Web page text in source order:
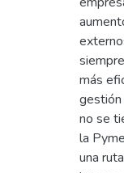
más
gestión
no se
la
una